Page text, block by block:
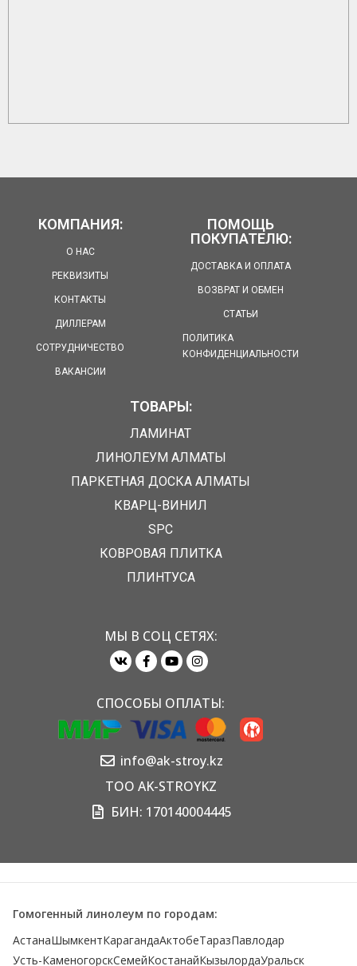
КОМПАНИЯ:
О НАС
РЕКВИЗИТЫ
КОНТАКТЫ
ДИЛЛЕРАМ
СОТРУДНИЧЕСТВО
ВАКАНСИИ
ПОМОЩЬ
ПОКУПАТЕЛЮ:
ДОСТАВКА И ОПЛАТА
ВОЗВРАТ И ОБМЕН
СТАТЬИ
ПОЛИТИКА
КОНФИДЕНЦИАЛЬНОСТИ
ТОВАРЫ:
ЛАМИНАТ
ЛИНОЛЕУМ АЛМАТЫ
ПАРКЕТНАЯ ДОСКА АЛМАТЫ
КВАРЦ-ВИНИЛ
SPC
КОВРОВАЯ ПЛИТКА
ПЛИНТУСА
МЫ В СОЦ СЕТЯХ:
СПОСОБЫ ОПЛАТЫ:
info@ak-stroy.kz
TOO AK-STROYKZ
БИН: 170140004445
Гомогенный линолеум по городам:
АстанаШымкентКарагандаАктобеТаразПавлодар
Усть-КаменогорскСемейКостанайКызылордаУральск